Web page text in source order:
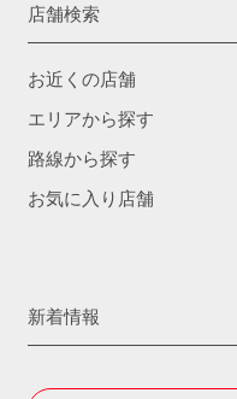
店舗検索
お近くの店舗
エリアから探す
路線から探す
お気に入り店舗
新着情報